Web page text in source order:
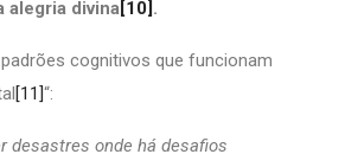
alegria divina[10] .
cognitivos que funcionam
[11]“:
desastres onde há desafios